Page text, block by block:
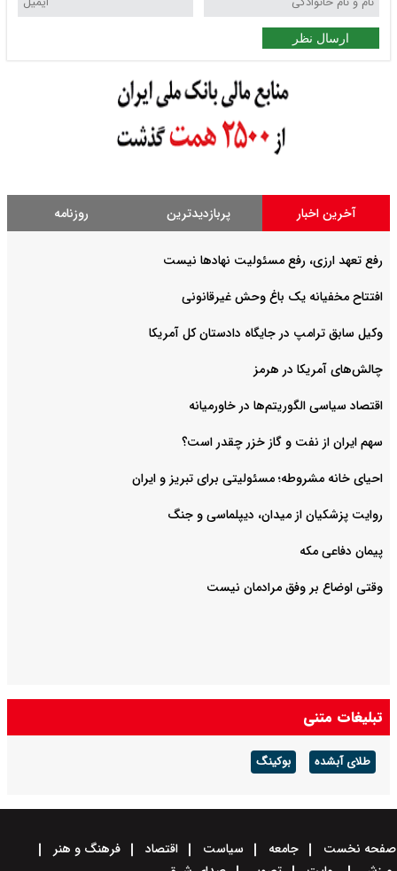
ارسال نظر
آخرین اخبار پربازدیدترین روزنامه
رفع تعهد ارزی، رفع مسئولیت نهادها نیست
افتتاح مخفیانه یک باغ وحش غیرقانونی
وکیل سابق ترامپ در جایگاه دادستان کل آمریکا
چالش‌های آمریکا در هرمز
اقتصاد سیاسی الگوریتم‌ها در خاورمیانه
سهم ایران از نفت و گاز خزر چقدر است؟
احیای خانه مشروطه؛ مسئولیتی برای تبریز و ایران
روایت‌ پزشکیان از میدان، دیپلماسی و جنگ
پیمان دفاعی مکه
وقتی اوضاع بر وفق مرادمان نیست
تبلیغات متنی
طلای آبشده بوکینگ
صفحه نخست جامعه سیاست اقتصاد
فرهنگ و هنر